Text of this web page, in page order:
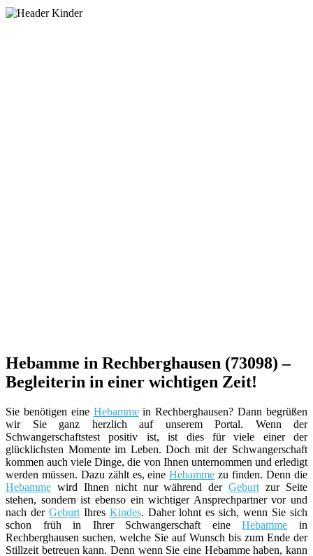
Hebamme in Rechberghausen (73098) –
Begleiterin in einer wichtigen Zeit!
Sie benötigen eine Hebammein Rechberghausen? Dann begrüßen
wir Sie ganz herzlich auf unserem Portal. Wenn der
Schwangerschaftstest positiv ist, ist dies für viele einer der
glücklichsten Momente im Leben. Doch mit der Schwangerschaft
kommen auch viele Dinge, die von Ihnen unternommen und erledigt
werden müssen. Dazu zählt es, eineHebamme zu finden. Denn die
Hebamme wird Ihnen nicht nur während derGeburt zur Seite
stehen, sondern ist ebenso ein wichtiger Ansprechpartner vor und
nach der GeburtIhres Kindes. Daher lohnt es sich, wenn Sie sich
schon früh in Ihrer Schwangerschaft eineHebamme in
Rechberghausen suchen, welche Sie auf Wunsch bis zum Ende der
Stillzeit betreuen kann. Denn wenn Sie eine Hebamme haben, kann